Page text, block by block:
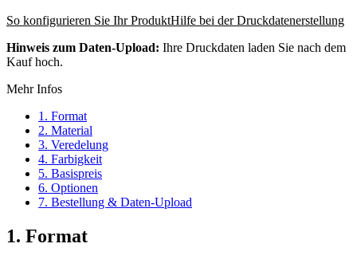
So konfigurieren Sie Ihr ProduktHilfe bei der Druckdatenerstellung
Hinweis zum Daten-Upload: Ihre Druckdaten laden Sie nach dem
Kauf hoch.
Mehr Infos
1. Format
2. Material
3. Veredelung
4. Farbigkeit
5. Basispreis
6. Optionen
7. Bestellung & Daten-Upload
1. Format